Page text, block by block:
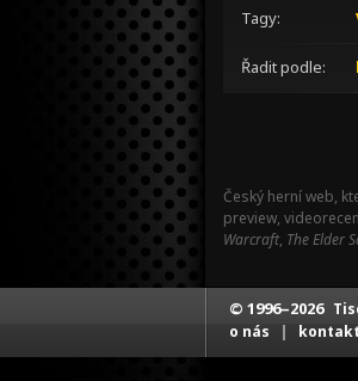
Tagy:
Řadit podle:
Český herní web,
preview,
Warcraft, The Elder
© 1996–2026
o nás | kontakt